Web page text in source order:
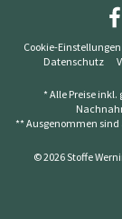
Cookie-Einstellungen
Datenschutz
* Alle Preise
** Ausgenommen
© 2026 Stoffe